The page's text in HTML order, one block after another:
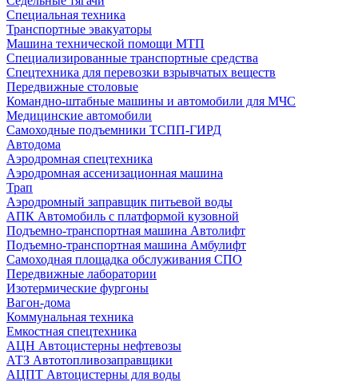
Специальная техника
Транспортные эвакуаторы
Машина технической помощи МТП
Специализированные транспортные средства
Спецтехника для перевозки взрывчатых веществ
Передвижные столовые
Командно-штабные машины и автомобили для МЧС
Медицинские автомобили
Самоходные подъемники ТСПП-ГИРД
Автодома
Аэродромная спецтехника
Аэродромная ассенизационная машина
Трап
Аэродромный заправщик питьевой воды
АПК Автомобиль с платформой кузовной
Подъемно-транспортная машина Автолифт
Подъемно-транспортная машина Амбулифт
Самоходная площадка обслуживания СПО
Передвижные лаборатории
Изотермические фургоны
Вагон-дома
Коммунальная техника
Емкостная спецтехника
АЦН Автоцистерны нефтевозы
АТЗ Автотопливозаправщики
АЦПТ Автоцистерны для воды